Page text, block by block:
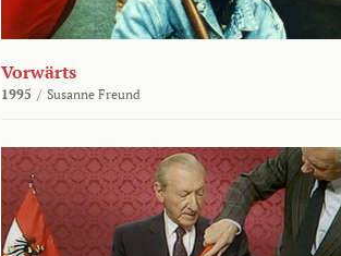
Vorwärts
1995 / Susanne Freund